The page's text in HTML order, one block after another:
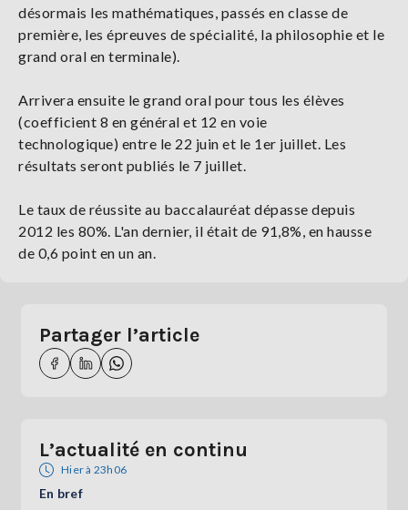
désormais les mathématiques, passés en classe de
première, les épreuves de spécialité, la philosophie et le
grand oral en terminale).
Arrivera ensuite le grand oral pour tous les élèves
(coefficient 8 en général et 12 en voie
technologique) entre le 22 juin et le 1er juillet. Les
résultats seront publiés le 7 juillet.
Le taux de réussite au baccalauréat dépasse depuis
2012 les 80%. L'an dernier, il était de 91,8%, en hausse
de 0,6 point en un an.
Partager l’article
L’actualité en continu
Hier à 23h06
En bref